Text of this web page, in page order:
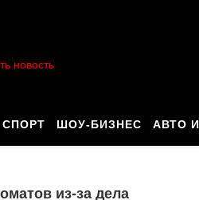
новость
СПОРТ ШОУ-БИЗНЕС АВТО
из-за дела